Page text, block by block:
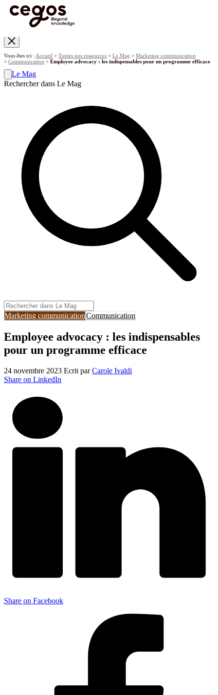
Vous êtes ici : Accueil > Toutes nos ressources > Le Mag > Marketing communication
> Communication > Employee advocacy : les indispensables pour un programme efficace
Le Mag
Rechercher dans Le Mag
Marketing communicationCommunication
Employee advocacy : les indispensables
pour un programme efficace
24 novembre 2023 Ecrit parCarole Ivaldi
Share on LinkedIn
Share on Facebook